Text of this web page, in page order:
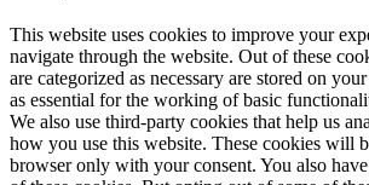
This website uses cookies to improve your
navigate through the website. Out of these
are categorized as necessary are stored on
as essential for the working of basic
We also use third-party cookies that help us
how you use this website. These cookies will
browser only with your consent. You also